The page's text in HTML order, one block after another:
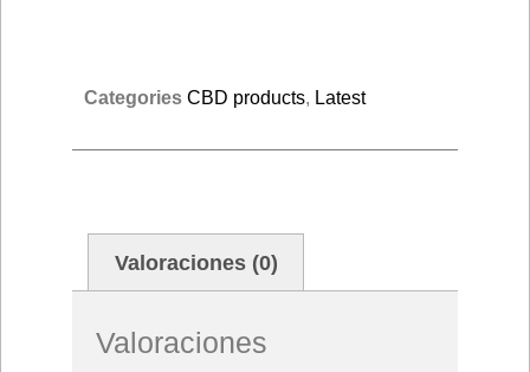
Categories CBD products, Latest
Valoraciones (0)
Valoraciones